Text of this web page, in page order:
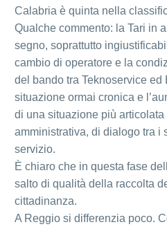
Calabria è quinta nella
Qualche commento: la Tari in
segno, soprattutto
cambio di operatore e la
del bando tra Teknoservice
situazione ormai cronica e
di una situazione più
amministrativa, di dialogo tra i
servizio.
È chiaro che in questa fase
salto di qualità della raccolta
cittadinanza.
A Reggio si differenzia poco.